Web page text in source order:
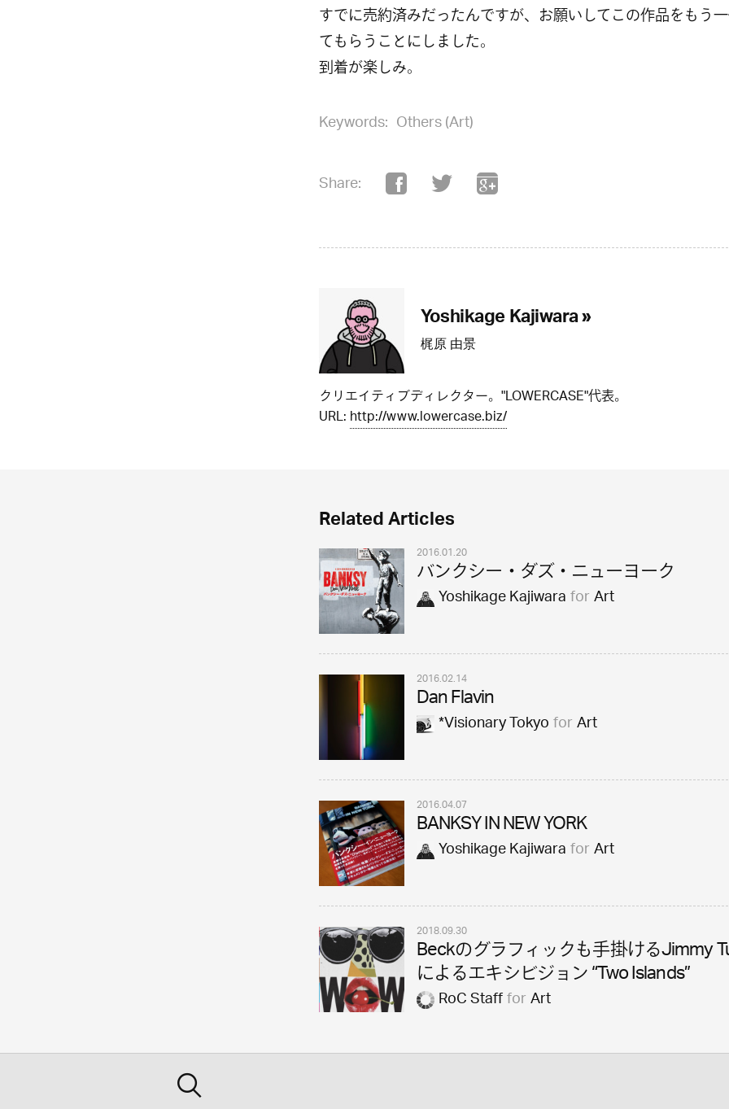
すでに売約済みだったんですが、お願いしてこの作品をもう
てもらうことにしました。
到着が楽しみ。
Keywords: Others (Art)
Share:
Yoshikage Kajiwara »
梶原 由景
クリエイティブディレクター。"LOWERCASE"代表。
URL:http://www.lowercase.biz/
Related Articles
2016.01.20
バンクシー・ダズ・ニューヨーク
Yoshikage KajiwaraforArt
2016.02.14
Dan Flavin
*Visionary TokyoforArt
2016.04.07
BANKSY IN NEW YORK
Yoshikage KajiwaraforArt
2018.09.30
Beckのグラフィックも手掛けるJimmy
によるエキシビジョン “Two Islands”
RoC StaffforArt